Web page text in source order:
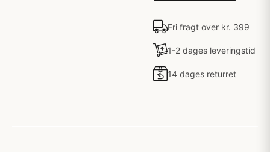
Fri fragt over kr. 399
1-2 dages leveringstid
14 dages returret